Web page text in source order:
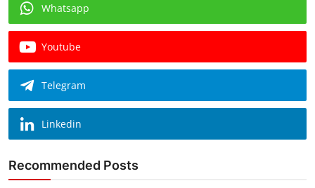
Whatsapp
Youtube
Telegram
Linkedin
Recommended Posts